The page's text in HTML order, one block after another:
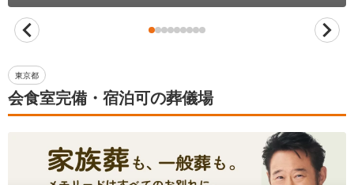
東京都
会食室完備・宿泊可の葬儀場